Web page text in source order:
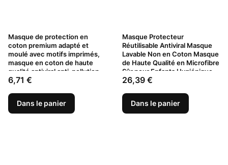
Masque de protection en
coton premium adapté et
moulé avec motifs imprimés,
masque en coton de haute
qualité antiviral anti-pollution,
différents motifs
Prix
6,71 €
Dans le panier
Masque Protecteur
Réutilisable Antiviral Masque
Lavable Non en Coton Masque
de Haute Qualité en Microfibre
Sûr pour Enfants Hygiénique
Respirant Masque Lavable 3
Prix
26,39 €
Dans le panier